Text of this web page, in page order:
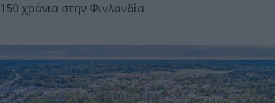
150 χρόνια στην Φινλανδία